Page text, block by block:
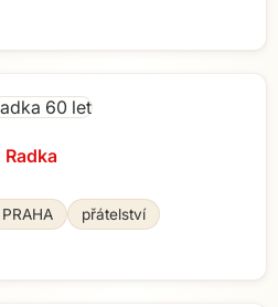
Radka
PRAHA přátelství